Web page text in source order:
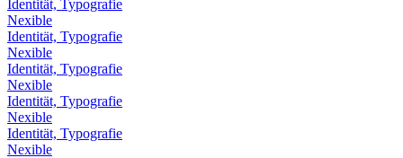
Identität, Typografie
Nexible
Identität, Typografie
Nexible
Identität, Typografie
Nexible
Identität, Typografie
Nexible
Identität, Typografie
Nexible